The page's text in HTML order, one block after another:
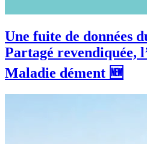
Une fuite de données
Partagé revendiquée,
Maladie dément 🆕